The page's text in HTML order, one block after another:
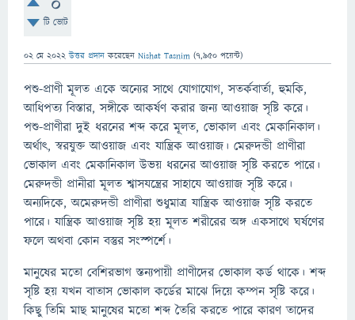
টি ভোট
02 মে 2022 উত্তর প্রদান করেছেন Nishat Tasnim (7,950 পয়েন্ট)
পশু-প্রাণী মূলত একে অন্যের সাথে যোগাযোগ, সতর্কবার্তা, হুমকি,
আধিপত্য বিস্তার, সঙ্গীকে আকর্ষণ করার জন্য আওয়াজ সৃষ্টি করে।
পশু-প্রাণীরা দুই ধরনের শব্দ করে মূলত, ভোকাল এবং মেকানিকাল।
অর্থাৎ, স্বরযুক্ত আওয়াজ এবং যান্ত্রিক আওয়াজ। মেরুদন্ডী প্রাণীরা
ভোকাল এবং মেকানিকাল উভয় ধরনের আওয়াজ সৃষ্টি করতে পারে।
মেরুদন্ডী প্রানীরা মূলত শ্বাসযন্ত্রের সাহাযে আওয়াজ সৃষ্টি করে।
অন্যদিকে, অমেরুদন্ডী প্রাণীরা শুধুমাত্র যান্ত্রিক আওয়াজ সৃষ্টি করতে
পারে। যান্ত্রিক আওয়াজ সৃষ্টি হয় মূলত শরীরের অঙ্গ একসাথে ঘর্ষণের
ফলে অথবা কোন বস্তুর সংস্পর্শে।
মানুষের মতো বেশিরভাগ স্তন্যপায়ী প্রাণীদের ভোকাল কর্ড থাকে। শব্দ
সৃষ্টি হয় যখন বাতাস ভোকাল কর্ডের মাঝে দিয়ে কম্পন সৃষ্টি করে।
কিছু তিমি মাছ মানুষের মতো শব্দ তৈরি করতে পারে কারণ তাদের